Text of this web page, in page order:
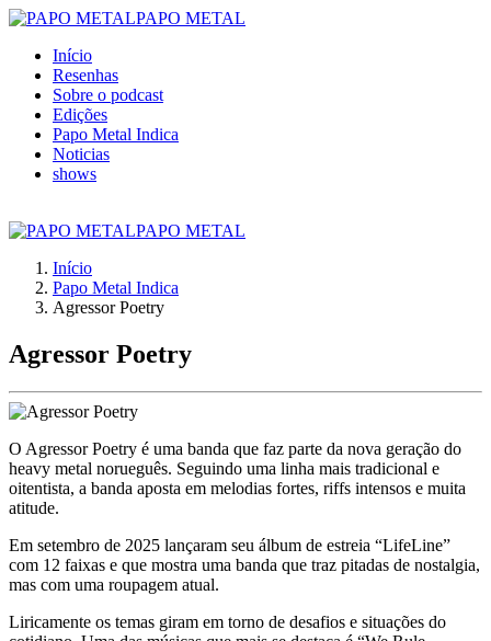
PAPO METAL
Início
Resenhas
Sobre o podcast
Edições
Papo Metal Indica
Noticias
shows
PAPO METAL
Início
Papo Metal Indica
Agressor Poetry
Agressor Poetry
O Agressor Poetry é uma banda que faz parte da nova geração do
heavy metal norueguês. Seguindo uma linha mais tradicional e
oitentista, a banda aposta em melodias fortes, riffs intensos e muita
atitude.
Em setembro de 2025 lançaram seu álbum de estreia “LifeLine”
com 12 faixas e que mostra uma banda que traz pitadas de nostalgia,
mas com uma roupagem atual.
Liricamente os temas giram em torno de desafios e situações do